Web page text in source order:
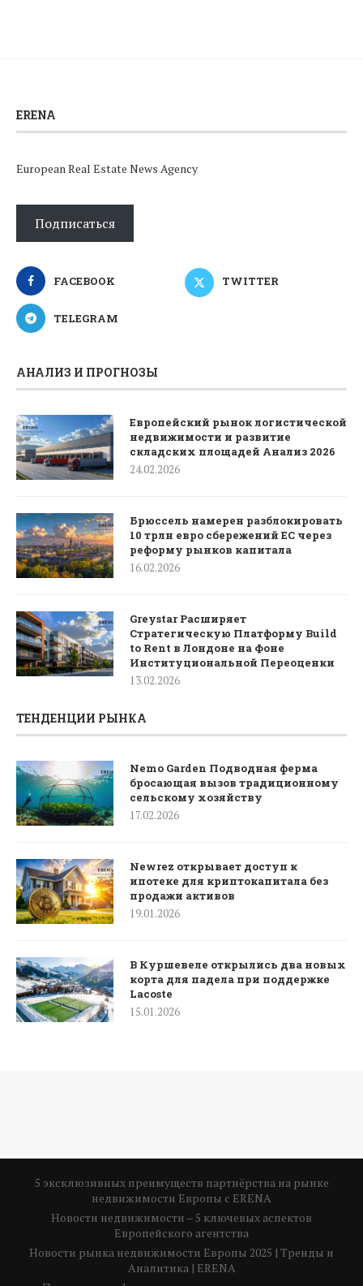
ERENA
European Real Estate News Agency
Подписаться
FACEBOOK TWITTER
TELEGRAM
АНАЛИЗ И ПРОГНОЗЫ
Европейский рынок логистической
недвижимости и развитие
складских площадей Анализ 2026
24.02.2026
Брюссель намерен разблокировать
10 трлн евро сбережений ЕС через
реформу рынков капитала
16.02.2026
Greystar Расширяет
Стратегическую Платформу Build
to Rent в Лондоне на Фоне
Институциональной Переоценки
13.02.2026
ТЕНДЕНЦИИ РЫНКА
Nemo Garden Подводная ферма
бросающая вызов традиционному
сельскому хозяйству
17.02.2026
Newrez открывает доступ к
ипотеке для криптокапитала без
продажи активов
19.01.2026
В Куршевеле открылись два новых
корта для падела при поддержке
Lacoste
15.01.2026
5 эксклюзивных преимуществ партнёрства на рынке
недвижимости Европы с ERENA
Новости недвижимости – 5 ключевых аспектов
Европейского агентства
Новости рынка недвижимости Европы 2025 | Тренды и
Аналитика | ERENA